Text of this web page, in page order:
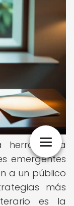
emergentes
a un público
más
es la